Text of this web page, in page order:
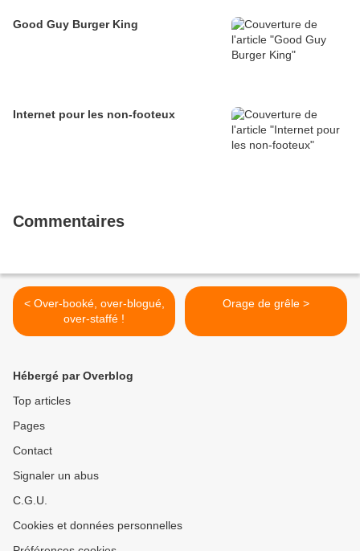
Good Guy Burger King
Internet pour les non-footeux
Commentaires
< Over-booké, over-blogué,
over-staffé !
Orage de grêle >
Hébergé par Overblog
Top articles
Pages
Contact
Signaler un abus
C.G.U.
Cookies et données personnelles